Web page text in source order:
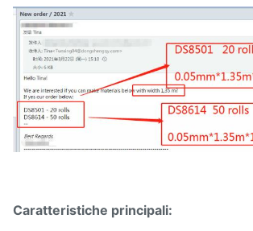
Caratteristiche principali: